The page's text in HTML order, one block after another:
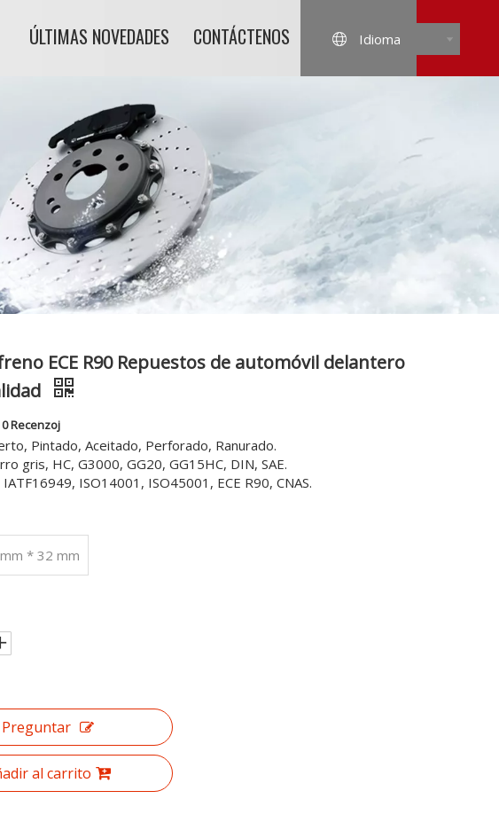
ÚLTIMAS NOVEDADES CONTÁCTENOS Idioma
ECE R90 Repuestos de automóvil delantero
0 Recenzoj
Pintado, Aceitado, Perforado, Ranurado.
gris, HC, G3000, GG20, GG15HC, DIN, SAE.
ISO14001, ISO45001, ECE R90, CNAS.
* 32 mm
Preguntar
al carrito